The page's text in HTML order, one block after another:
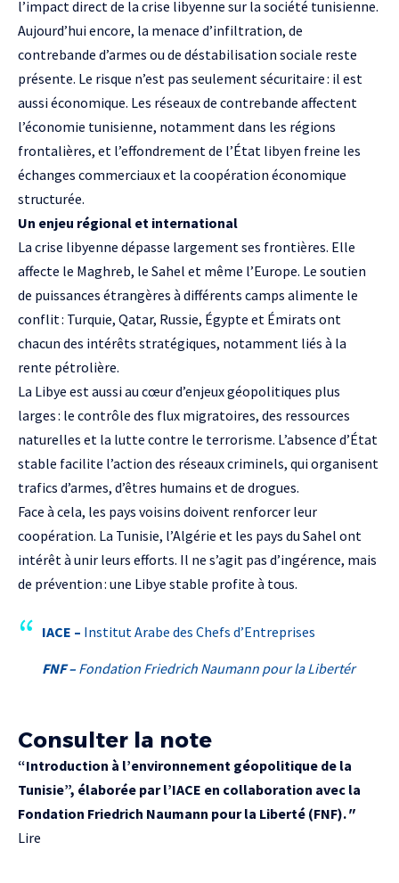
l’impact direct de la crise libyenne sur la société tunisienne.
Aujourd’hui encore, la menace d’infiltration, de
contrebande d’armes ou de déstabilisation sociale reste
présente. Le risque n’est pas seulement sécuritaire : il est
aussi économique. Les réseaux de contrebande affectent
l’économie tunisienne, notamment dans les régions
frontalières, et l’effondrement de l’État libyen freine les
échanges commerciaux et la coopération économique
structurée.
Un enjeu régional et international
La crise libyenne dépasse largement ses frontières. Elle
affecte le Maghreb, le Sahel et même l’Europe. Le soutien
de puissances étrangères à différents camps alimente le
conflit : Turquie, Qatar, Russie, Égypte et Émirats ont
chacun des intérêts stratégiques, notamment liés à la
rente pétrolière.
La Libye est aussi au cœur d’enjeux géopolitiques plus
larges : le contrôle des flux migratoires, des ressources
naturelles et la lutte contre le terrorisme. L’absence d’État
stable facilite l’action des réseaux criminels, qui organisent
trafics d’armes, d’êtres humains et de drogues.
Face à cela, les pays voisins doivent renforcer leur
coopération. La Tunisie, l’Algérie et les pays du Sahel ont
intérêt à unir leurs efforts. Il ne s’agit pas d’ingérence, mais
de prévention : une Libye stable profite à tous.
IACE – Institut Arabe des Chefs d’Entreprises
FNF – Fondation Friedrich Naumann pour la Libertér
Consulter la note
“Introduction à l’environnement géopolitique de la
Tunisie”, élaborée par l’IACE en collaboration avec la
Fondation Friedrich Naumann pour la Liberté (FNF)."
Lire